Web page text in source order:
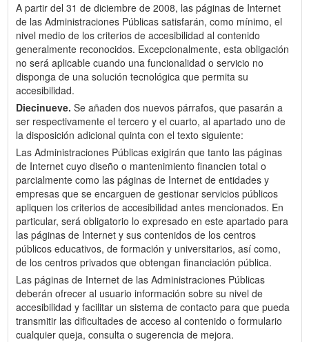
A partir del 31 de diciembre de 2008, las páginas de Internet
de las Administraciones Públicas satisfarán, como mínimo, el
nivel medio de los criterios de accesibilidad al contenido
generalmente reconocidos. Excepcionalmente, esta obligación
no será aplicable cuando una funcionalidad o servicio no
disponga de una solución tecnológica que permita su
accesibilidad.
Diecinueve. Se añaden dos nuevos párrafos, que pasarán a
ser respectivamente el tercero y el cuarto, al apartado uno de
la disposición adicional quinta con el texto siguiente:
Las Administraciones Públicas exigirán que tanto las páginas
de Internet cuyo diseño o mantenimiento financien total o
parcialmente como las páginas de Internet de entidades y
empresas que se encarguen de gestionar servicios públicos
apliquen los criterios de accesibilidad antes mencionados. En
particular, será obligatorio lo expresado en este apartado para
las páginas de Internet y sus contenidos de los centros
públicos educativos, de formación y universitarios, así como,
de los centros privados que obtengan financiación pública.
Las páginas de Internet de las Administraciones Públicas
deberán ofrecer al usuario información sobre su nivel de
accesibilidad y facilitar un sistema de contacto para que pueda
transmitir las dificultades de acceso al contenido o formulario
cualquier queja, consulta o sugerencia de mejora.